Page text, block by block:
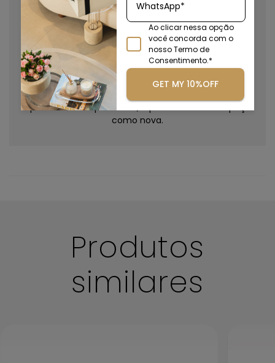
10x mais resistente que o vidro e maior flexibilidade de
produção.
Após muito tempo de uso, o polimento deixa a peça
como nova.
Mantenha suas peças sempre limpas e conservadas!
Antes de iniciar a limpeza certifique-se de que não há
Produtos
similares
WhatsApp*
Ao clicar nessa opção
você concorda com o
nosso Termo de
Consentimento.*
GET MY 10%OFF